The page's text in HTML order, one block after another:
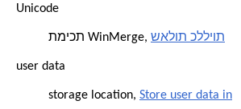
Unicode
תמיכת WinMerge, שאלות כלליות
user data
storage location, Store user data in